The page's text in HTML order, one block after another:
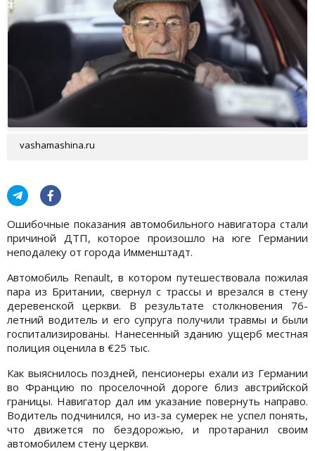
vashamashina.ru
Ошибочные показания автомобильного навигатора стали
причиной ДТП, которое произошло на юге Германии
неподалеку от города Имменштадт.
Автомобиль Renault, в котором путешествовала пожилая
пара из Британии, свернул с трассы и врезался в стену
деревенской церкви. В результате столкновения 76-
летний водитель и его супруга получили травмы и были
госпитализированы. Нанесенный зданию ущерб местная
полиция оценила в €25 тыс.
Как выяснилось поздней, пенсионеры ехали из Германии
во Францию по проселочной дороге близ австрийской
границы. Навигатор дал им указание повернуть направо.
Водитель подчинился, но из-за сумерек не успел понять,
что движется по бездорожью, и протаранил своим
автомобилем стену церкви.